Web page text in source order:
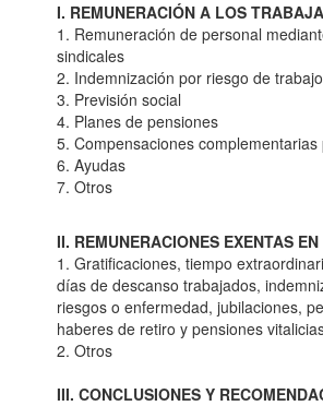
I. REMUNERACIÓN A LOS
1. Remuneración de personal
sindicales
2. Indemnización por riesgo de trabajo
3. Previsión social
4. Planes de pensiones
5. Compensaciones complementarias
6. Ayudas
7. Otros
II. REMUNERACIONES EXENTAS
1. Gratificaciones, tiempo
días de descanso trabajados,
riesgos o enfermedad, jubilaciones,
haberes de retiro y pensiones
2. Otros
III. CONCLUSIONES Y